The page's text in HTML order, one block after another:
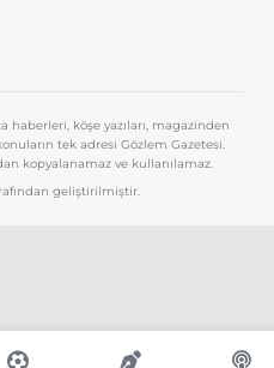
köşe yazıları, magazinden
tek adresi Gözlem Gazetesi.
kopyalanamaz ve kullanılamaz.
geliştirilmiştir.